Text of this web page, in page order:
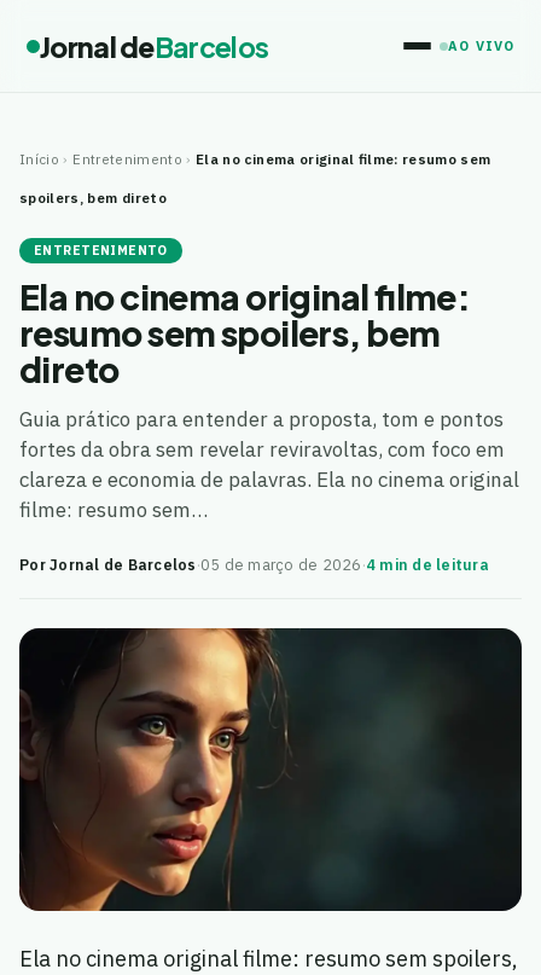
Jornal deBarcelos AO VIVO
Início › Entretenimento › Ela no cinema original filme: resumo sem
spoilers, bem direto
ENTRETENIMENTO
Ela no cinema original filme:
resumo sem spoilers, bem
direto
Guia prático para entender a proposta, tom e pontos
fortes da obra sem revelar reviravoltas, com foco em
clareza e economia de palavras. Ela no cinema original
filme: resumo sem…
Por Jornal de Barcelos·05 de março de 2026·4 min de leitura
Ela no cinema original filme: resumo sem spoilers,